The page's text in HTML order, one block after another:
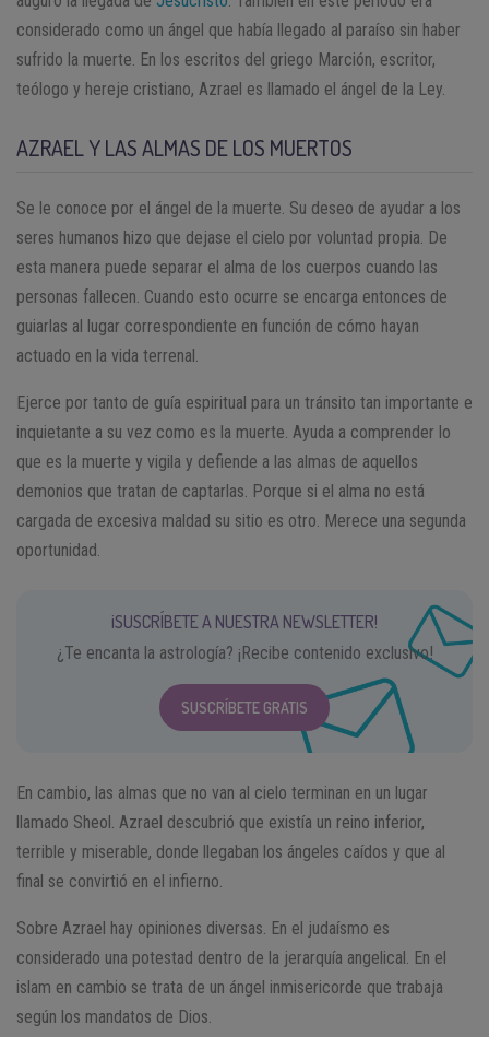
considerado como un ángel que había llegado al paraíso sin haber
sufrido la muerte. En los escritos del griego Marción, escritor,
teólogo y hereje cristiano, Azrael es llamado el ángel de la Ley.
AZRAEL Y LAS ALMAS DE LOS MUERTOS
Se le conoce por el ángel de la muerte. Su deseo de ayudar a los
seres humanos hizo que dejase el cielo por voluntad propia. De
esta manera puede separar el alma de los cuerpos cuando las
personas fallecen. Cuando esto ocurre se encarga entonces de
guiarlas al lugar correspondiente en función de cómo hayan
actuado en la vida terrenal.
Ejerce por tanto de guía espiritual para un tránsito tan importante e
inquietante a su vez como es la muerte. Ayuda a comprender lo
que es la muerte y vigila y defiende a las almas de aquellos
demonios que tratan de captarlas. Porque si el alma no está
cargada de excesiva maldad su sitio es otro. Merece una segunda
oportunidad.
¡SUSCRÍBETE A NUESTRA NEWSLETTER!
¿Te encanta la astrología? ¡Recibe contenido exclusivo!
SUSCRÍBETE GRATIS
En cambio, las almas que no van al cielo terminan en un lugar
llamado Sheol. Azrael descubrió que existía un reino inferior,
terrible y miserable, donde llegaban los ángeles caídos y que al
final se convirtió en el infierno.
Sobre Azrael hay opiniones diversas. En el judaísmo es
considerado una potestad dentro de la jerarquía angelical. En el
islam en cambio se trata de un ángel inmisericorde que trabaja
según los mandatos de Dios.